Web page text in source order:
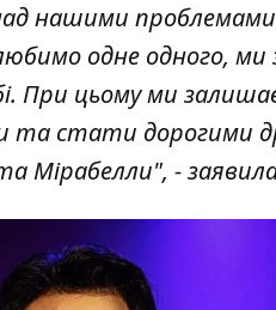
нашими проблемами
одне одного, ми
При цьому ми
та стати дорогими
Мірабелли", -